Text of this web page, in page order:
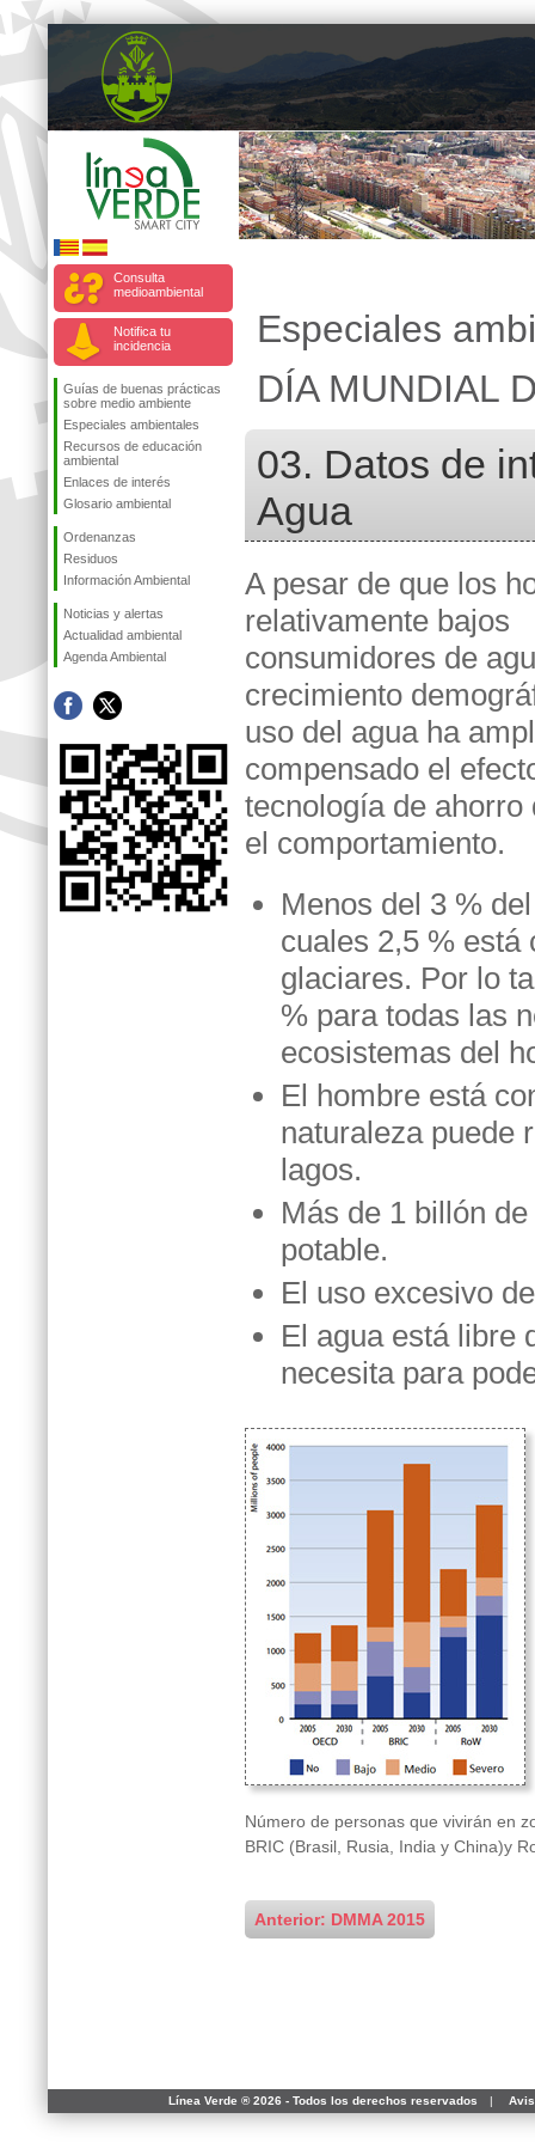
Consulta
medioambiental
Notifica tu
incidencia
Guías de buenas prácticas
sobre medio ambiente
Especiales ambientales
Recursos de educación
ambiental
Enlaces de interés
Glosario ambiental
Ordenanzas
Residuos
Información Ambiental
Noticias y alertas
Actualidad ambiental
Agenda Ambiental
Especiales
DÍA MUNDIAL
03. Datos de
Agua
A pesar de que los
relativamente bajos
consumidores de
crecimiento
uso del agua ha
compensado el
tecnología de ahorro
el comportamiento.
Menos del 3 %
cuales 2,5 % está
glaciares. Por lo
% para todas las
ecosistemas del
El hombre está
naturaleza puede
lagos.
Más de 1 billón
potable.
El uso excesivo
El agua está libre
necesita para
Número de personas que vivirán en
BRIC (Brasil, Rusia, India y China)y
Anterior: DMMA 2015
Línea Verde ® 2026 - Todos los derechos reservados |